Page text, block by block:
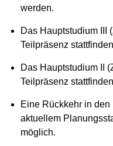
werden.
Das Hauptstudium III
Teilpräsenz
Das Hauptstudium II
Teilpräsenz
Eine Rückkehr in
aktuellem
möglich.